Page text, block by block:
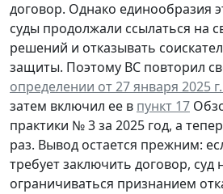
договор. Однако единообразия
суды продолжали ссылаться на
решений и отказывать
защиты. Поэтому ВС повторил
определении от 27 января 2025
затем включил ее в пункт 17
практики № 3 за 2025 год, а
раз. Вывод остается прежним:
требует заключить договор, суд
ограничиваться признанием